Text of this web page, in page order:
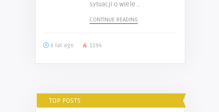
sytuacji o wiele ..
CONTINUE READING
6 lat ago 1194
TOP POSTS